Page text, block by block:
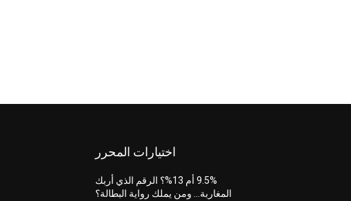
اختيارات المحرر
9.5% أم 13%؟ الرقم الذي أربك
المغاربة… ومن يملك رواية البطالة؟